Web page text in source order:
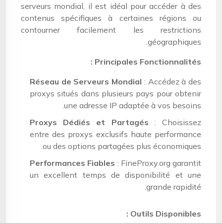
serveurs mondial, il est idéal pour accéder à des
contenus spécifiques à certaines régions ou
contourner facilement les restrictions
géographiques.
Principales Fonctionnalités :
Réseau de Serveurs Mondial : Accédez à des
proxys situés dans plusieurs pays pour obtenir
une adresse IP adaptée à vos besoins.
Proxys Dédiés et Partagés : Choisissez
entre des proxys exclusifs haute performance
ou des options partagées plus économiques.
Performances Fiables : FineProxy.org garantit
un excellent temps de disponibilité et une
grande rapidité.
Outils Disponibles :